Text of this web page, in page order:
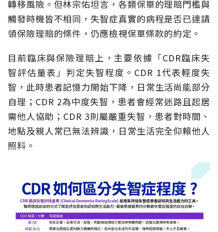
轉移風險。但林宗佑坦言，各類保單的理賠門檻與
觸發時機皆不相同，失智症真實的病程是否已達請
領保險理賠的條件，仍應檢視保單條款的約定。
目前臨床與保險理賠上，主要依據「CDR臨床失
智評估量表」判定失智程度。CDR 1代表輕度失
智，此時患者記憶力開始下降，日常生活尚能部分
自理；CDR 2為中度失智，患者會經常迷路且起居
需他人協助；CDR 3則屬嚴重失智，患者對時間、
地點及親人常已無法辨識，日常生活完全仰賴他人
照料。